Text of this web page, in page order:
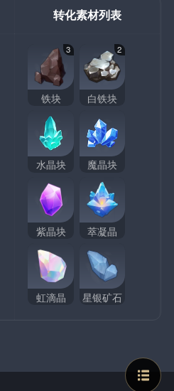
转化素材列表
3
铁块
2
白铁块
水晶块 魔晶块
紫晶块 萃凝晶
虹滴晶 星银矿石